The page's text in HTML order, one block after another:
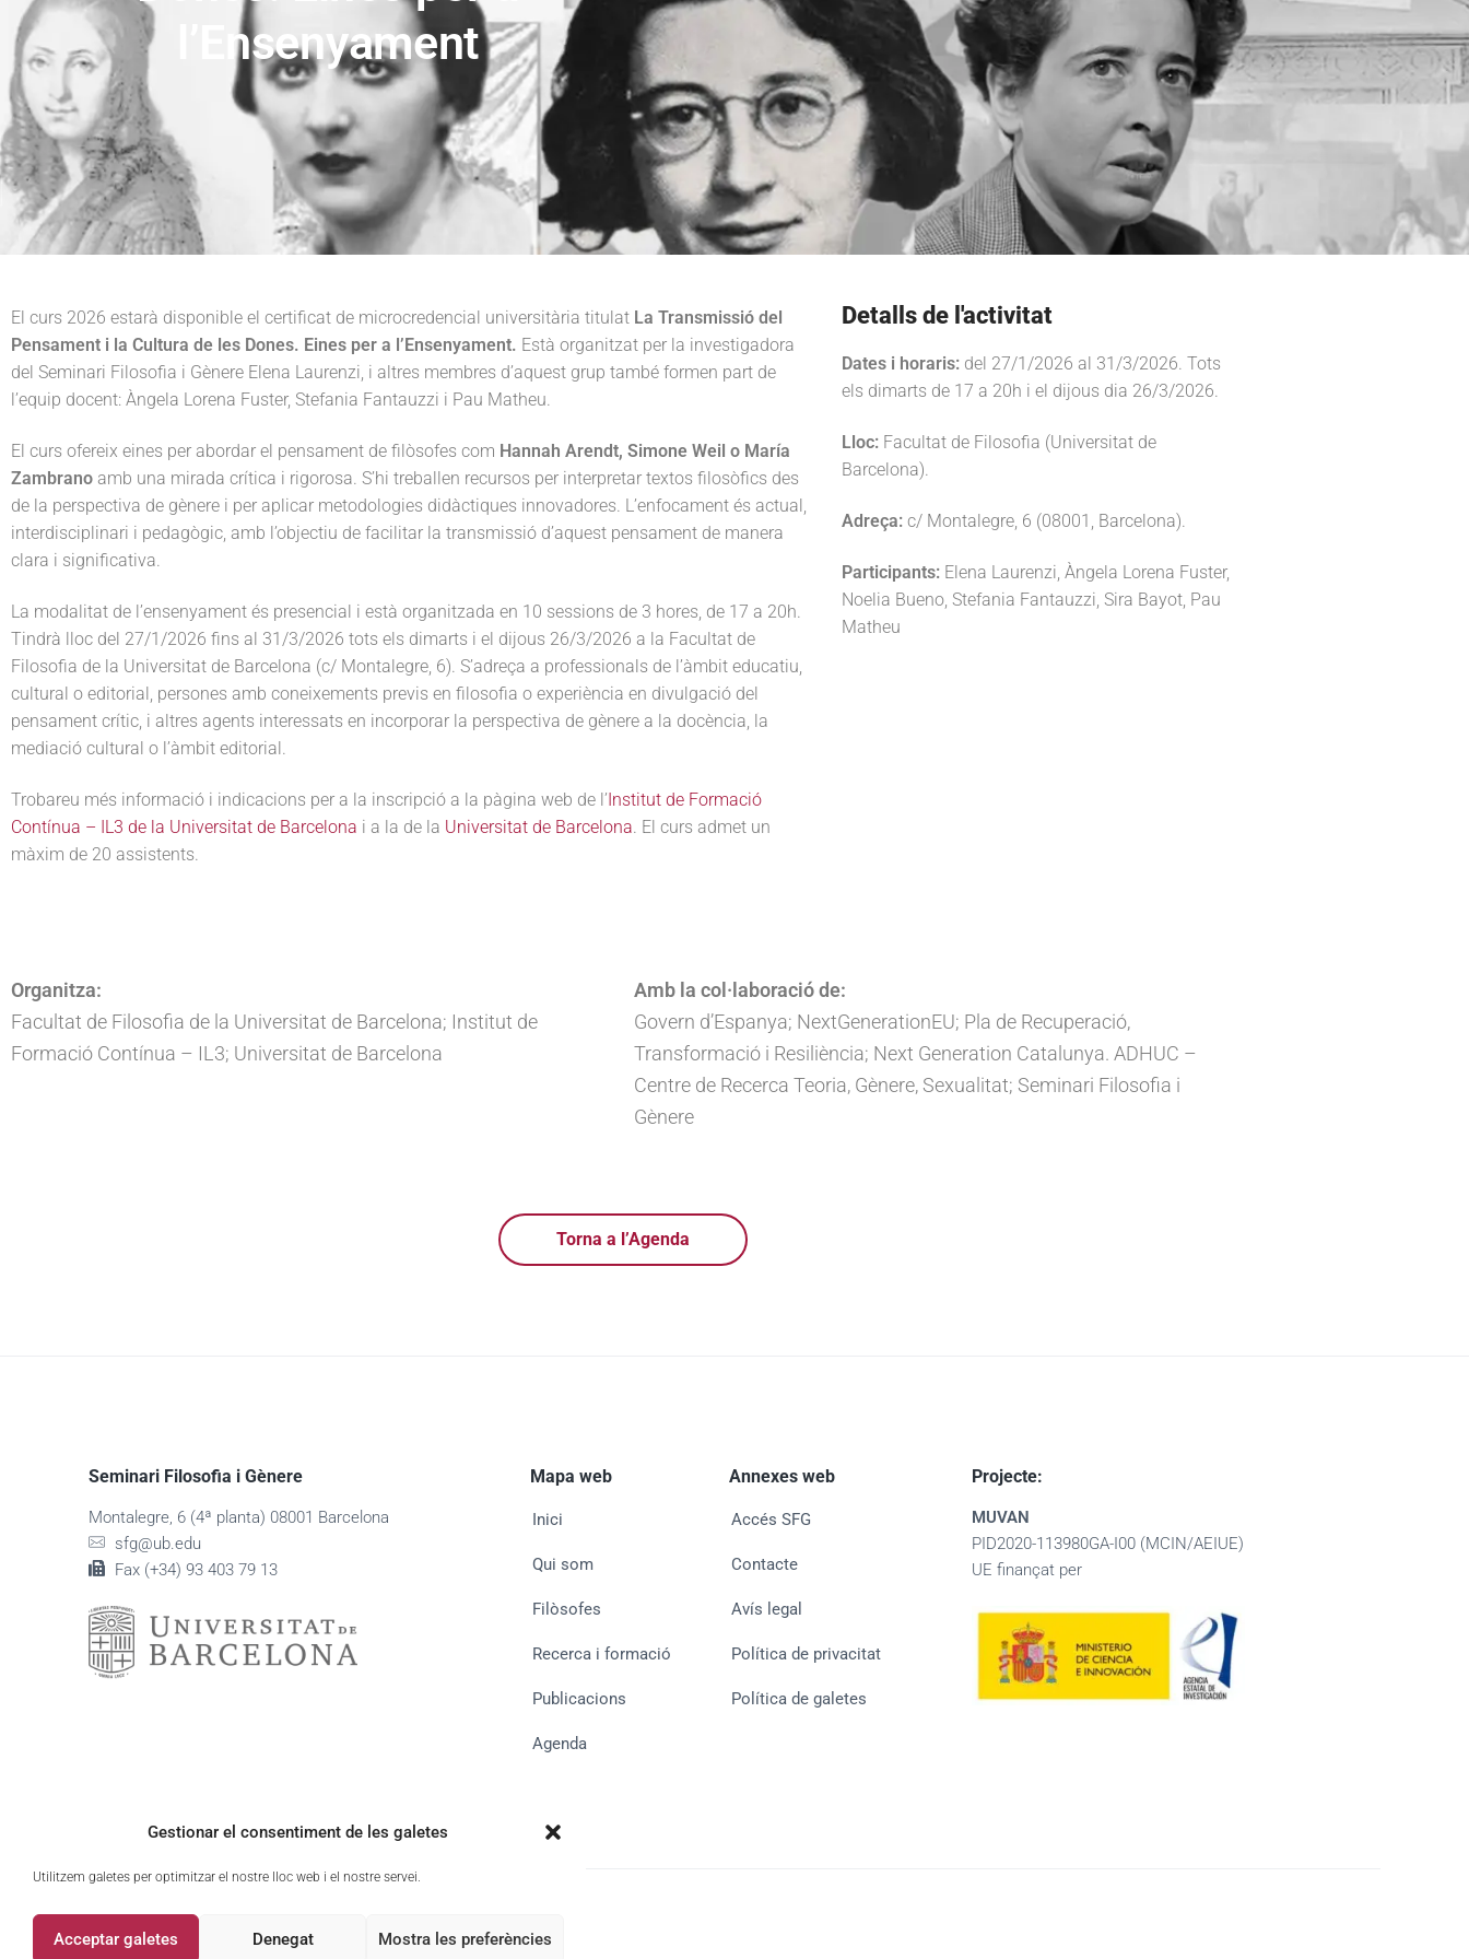
Gestionar el consentiment de les galetes
Utilitzem galetes per optimitzar el nostre lloc web i el nostre servei.
Acceptar galetes Denegat Mostra les preferències
g
a
n
G
è
n
e
l’Ensenyament
El curs 2026 estarà disponible el certificat de microcredencial universitària titulat La Transmissió del
Pensament i la Cultura de les Dones. Eines per a l’Ensenyament. Està organitzat per la investigadora
del Seminari Filosofia i Gènere Elena Laurenzi, i altres membres d’aquest grup també formen part de
l’equip docent: Àngela Lorena Fuster, Stefania Fantauzzi i Pau Matheu.
El curs ofereix eines per abordar el pensament de filòsofes com Hannah Arendt, Simone Weil o María
Zambrano amb una mirada crítica i rigorosa. S’hi treballen recursos per interpretar textos filosòfics des
de la perspectiva de gènere i per aplicar metodologies didàctiques innovadores. L’enfocament és actual,
interdisciplinari i pedagògic, amb l’objectiu de facilitar la transmissió d’aquest pensament de manera
clara i significativa.
La modalitat de l’ensenyament és presencial i està organitzada en 10 sessions de 3 hores, de 17 a 20h.
Tindrà lloc del 27/1/2026 fins al 31/3/2026 tots els dimarts i el dijous 26/3/2026 a la Facultat de
Filosofia de la Universitat de Barcelona (c/ Montalegre, 6). S’adreça a professionals de l’àmbit educatiu,
cultural o editorial, persones amb coneixements previs en filosofia o experiència en divulgació del
pensament crític, i altres agents interessats en incorporar la perspectiva de gènere a la docència, la
mediació cultural o l’àmbit editorial.
Trobareu més informació i indicacions per a la inscripció a la pàgina web de l’ Institut de Formació
Contínua – IL3 de la Universitat de Barcelona i a la de la Universitat de Barcelona. El curs admet un
màxim de 20 assistents.
Detalls de l'activitat
Dates i horaris:del 27/1/2026 al 31/3/2026. Tots
els dimarts de 17 a 20h i el dijous dia 26/3/2026.
Lloc: Facultat de Filosofia (Universitat de
Barcelona).
Adreça: c/ Montalegre, 6 (08001, Barcelona).
Participants:Elena Laurenzi, Àngela Lorena Fuster,
Noelia Bueno, Stefania Fantauzzi, Sira Bayot, Pau
Matheu
Organitza:
Facultat de Filosofia de la Universitat de Barcelona; Institut de
Formació Contínua – IL3; Universitat de Barcelona
Amb la col·laboració de:
Govern d’Espanya; NextGenerationEU; Pla de Recuperació,
Transformació i Resiliència; Next Generation Catalunya. ADHUC –
Centre de Recerca Teoria, Gènere, Sexualitat; Seminari Filosofia i
Gènere
Torna a l’Agenda
Seminari Filosofia i Gènere
Montalegre, 6 (4ª planta) 08001 Barcelona
sfg@ub.edu
Fax (+34) 93 403 79 13
Mapa web
Inici
Qui som
Filòsofes
Recerca i formació
Publicacions
Agenda
Annexes web
Accés SFG
Contacte
Avís legal
Política de privacitat
Política de galetes
Projecte:
MUVAN
PID2020-113980GA-I00 (MCIN/AEIUE)
UE finançat per